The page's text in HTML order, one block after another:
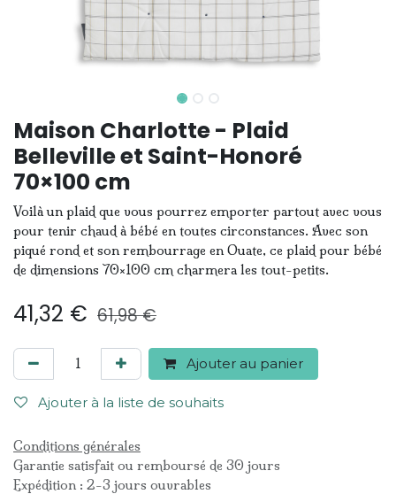
Maison Charlotte - Plaid
Belleville et Saint-Honoré
70×100 cm
Voilà un plaid que vous pourrez emporter partout avec vous
pour tenir chaud à bébé en toutes circonstances. Avec son
piqué rond et son rembourrage en Ouate, ce plaid pour bébé
de dimensions 70×100 cm charmera les tout-petits.
41,32 € 61,98€
Ajouter au panier
Ajouter à la liste de souhaits
Conditions générales
Garantie satisfait ou remboursé de 30 jours
Expédition : 2-3 jours ouvrables